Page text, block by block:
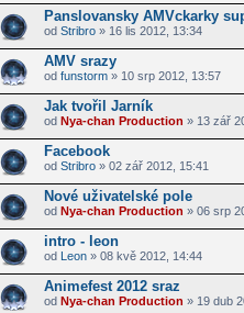
Panslovansky AMVckarky
od Stribro » 16 lis 2012, 13:34
AMV srazy
od funstorm » 10 srp 2012, 13:57
Jak tvořil Jarník
od Nya-chan Production » 13 zář
Facebook
od Stribro » 02 zář 2012, 15:41
Nové uživatelské pole
od Nya-chan Production » 06 srp
intro - leon
od Leon » 08 kvě 2012, 14:44
Animefest 2012 sraz
od Nya-chan Production » 19 dub